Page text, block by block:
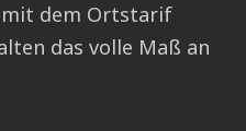
mit dem Ortstarif
das volle Maß an